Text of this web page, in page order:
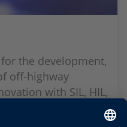
the development,
off-highway
with SIL, HIL,